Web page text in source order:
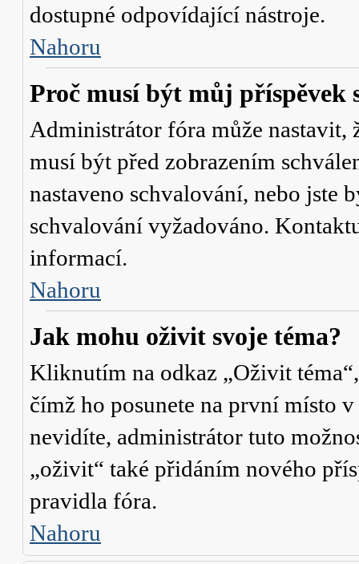
dostupné odpovídající nástroje.
Nahoru
Proč musí být můj příspěvek
Administrátor fóra může nastavit,
musí být před zobrazením
nastaveno schvalování, nebo jste
schvalování vyžadováno.
informací.
Nahoru
Jak mohu oživit svoje téma?
Kliknutím na odkaz „Oživit
čímž ho posunete na první místo
nevidíte, administrátor tuto
„oživit“ také přidáním nového
pravidla fóra.
Nahoru